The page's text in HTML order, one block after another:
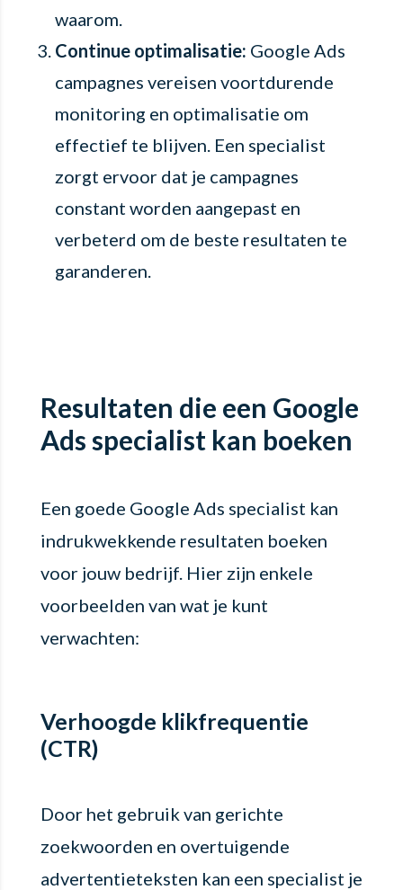
waarom.
Continue optimalisatie: Google Ads
campagnes vereisen voortdurende
monitoring en optimalisatie om
effectief te blijven. Een specialist
zorgt ervoor dat je campagnes
constant worden aangepast en
verbeterd om de beste resultaten te
garanderen.
Resultaten die een Google
Ads specialist kan boeken
Een goede Google Ads specialist kan
indrukwekkende resultaten boeken
voor jouw bedrijf. Hier zijn enkele
voorbeelden van wat je kunt
verwachten:
Verhoogde klikfrequentie
(CTR)
Door het gebruik van gerichte
zoekwoorden en overtuigende
advertentieteksten kan een specialist je